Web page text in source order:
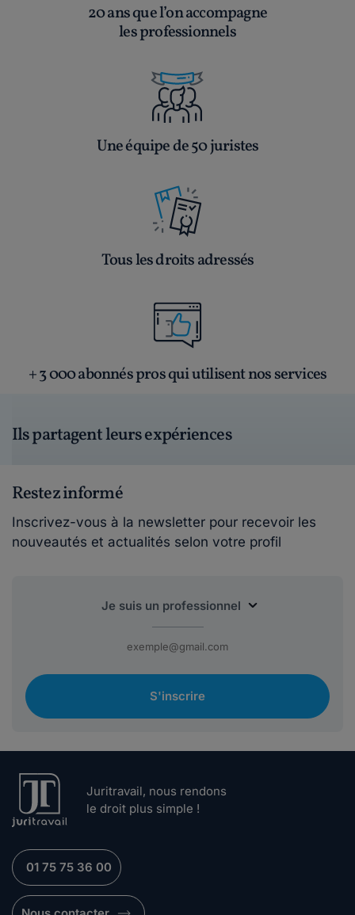
20 ans que l’on accompagne
les professionnels
Une équipe de 50 juristes
Tous les droits adressés
+ 3 000 abonnés pros qui utilisent nos services
Ils partagent leurs expériences
Restez informé
Inscrivez-vous à la newsletter pour recevoir les
nouveautés et actualités selon votre profil
S'inscrire
Juritravail, nous rendons
le droit plus simple !
01 75 75 36 00